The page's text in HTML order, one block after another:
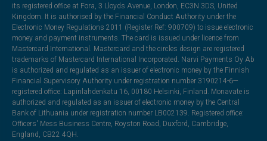
its registered office at Fora, 3 Lloyds Avenue, London, EC3N 3DS, United
Kingdom. It is authorised by the Financial Conduct Authority under the
Electronic Money Regulations 2011 (Register Ref: 900709) to issue electronic
money and payment instruments. The card is issued under licence from
Mastercard International. Mastercard and the circles design are registered
trademarks of Mastercard International Incorporated. Narvi Payments Oy Ab
is authorized and regulated as an issuer of electronic money by the Finnish
Financial Supervisory Authority under registration number 3190214-6—
registered office: Lapinlahdenkatu 16, 00180 Helsinki, Finland. Monavate is
authorized and regulated as an issuer of electronic money by the Central
Bank of Lithuania under registration number LB002139. Registered office:
Officers' Mess Business Centre, Royston Road, Duxford, Cambridge,
England, CB22 4QH.